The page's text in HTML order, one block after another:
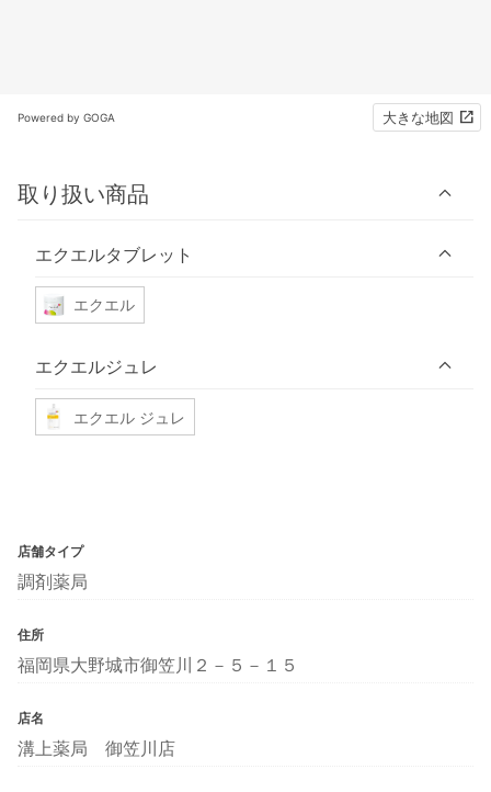
Powered by GOGA 大きな地図
取り扱い商品
エクエルタブレット
エクエル
エクエルジュレ
エクエル ジュレ
店舗タイプ
調剤薬局
住所
福岡県大野城市御笠川２－５－１５
店名
溝上薬局 御笠川店